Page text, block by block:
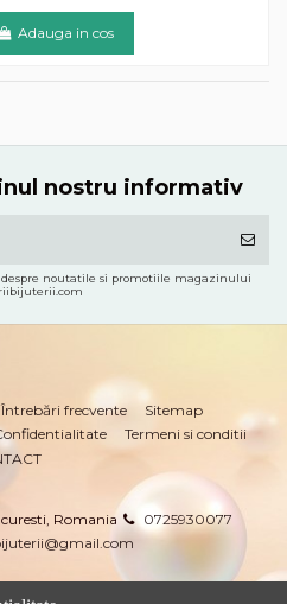
Adauga in cos
nostru informativ
noutatile si promotiile magazinului
Întrebări frecvente
Sitemap
Termeni si conditii
Romania
0725930077